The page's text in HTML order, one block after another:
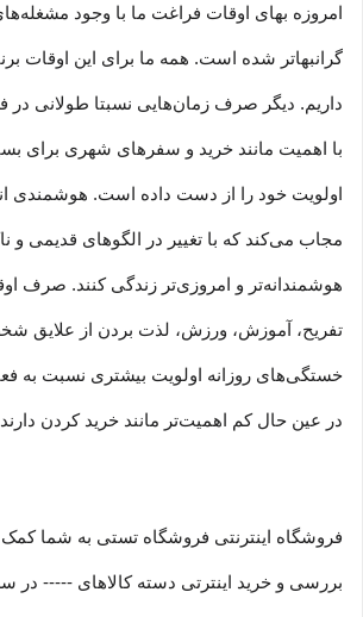
امروزه بهای اوقات فراغت ما با وجود
گرانبها‌تر شده است. همه ما برای این اوقات
داریم. دیگر صرف زمان‌هایی نسبتا طولانی در
با اهمیت مانند خرید و سفرهای شهری برای
اولویت خود را از دست داده است. هوشمندی
مجاب می‏‌کند که با تغییر در الگوهای قدیمی و
هوشمندانه‏‌تر و امروزی‏‌تر زندگی کنند. صرف
تفریح، آموزش، ورزش، لذت بردن از علایق
خستگی‏‏‌های روزانه اولویت بیشتری نسبت به
در عین حال کم اهمیت‏‏‏‌تر مانند خرید کردن
فروشگاه اینترنتی فروشگاه تستی به شما کمک
بررسی و خرید اینترتی دسته کالاهای ----- در